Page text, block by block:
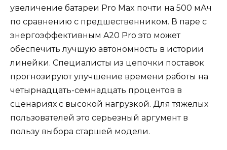
увеличение батареи Pro Max почти на 500 мАч
по сравнению с предшественником. В паре с
энергоэффективным A20 Pro это может
обеспечить лучшую автономность в истории
линейки. Специалисты из цепочки поставок
прогнозируют улучшение времени работы на
четырнадцать-семнадцать процентов в
сценариях с высокой нагрузкой. Для тяжелых
пользователей это серьезный аргумент в
пользу выбора старшей модели.